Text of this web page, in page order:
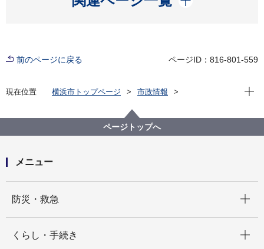
前のページに戻る ページID：816-801-559
現在位置 横浜市トップページ
市政情報
横浜市公園愛護会で初！！ 大原西公園愛護会が緑化
推進運動功労者内閣総理大臣表彰を受けました
現在
ページトップへ
メニュー
防災・救急
くらし・手続き